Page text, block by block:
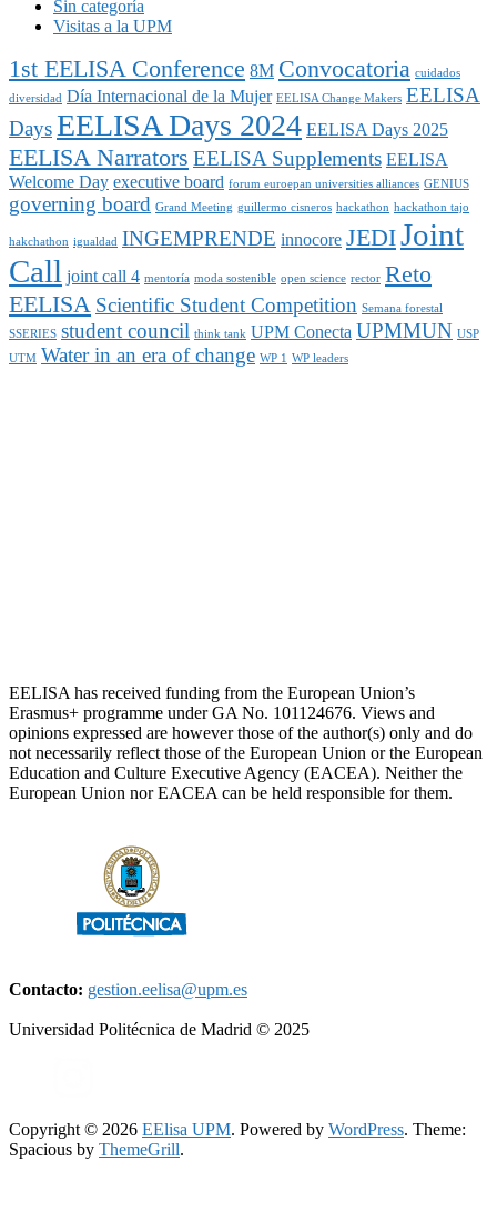
Sin categoría
Visitas a la UPM
1st EELISA Conference 8M Convocatoria cuidados
diversidad Día Internacional de la Mujer EELISA Change Makers EELISA
DaysEELISA Days 2024 EELISA Days 2025
EELISA Narrators EELISA Supplements EELISA
Welcome Day executive board forum euroepan universities alliances GENIUS
governing board Grand Meeting guillermo cisneros hackathon hackathon tajo
hakchathon igualdad INGEMPRENDE innocore JEDIJoint
Call joint call 4 mentoría moda sostenible open science rector Reto
EELISA Scientific Student Competition Semana forestal
SSERIES student council think tank UPM Conecta UPMMUN USP
UTM Water in an era of change WP 1 WP leaders
EELISA has received funding from the European Union’s
Erasmus+ programme under GA No. 101124676. Views and
opinions expressed are however those of the author(s) only and do
not necessarily reflect those of the European Union or the European
Education and Culture Executive Agency (EACEA). Neither the
European Union nor EACEA can be held responsible for them.
Contacto: gestion.eelisa@upm.es
Universidad Politécnica de Madrid © 2025
Copyright © 2026 EElisa UPM. Powered by WordPress. Theme:
Spacious by ThemeGrill.